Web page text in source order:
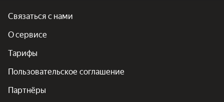
Связаться с нами
О сервисе
Тарифы
Пользовательское соглашение
Партнёры